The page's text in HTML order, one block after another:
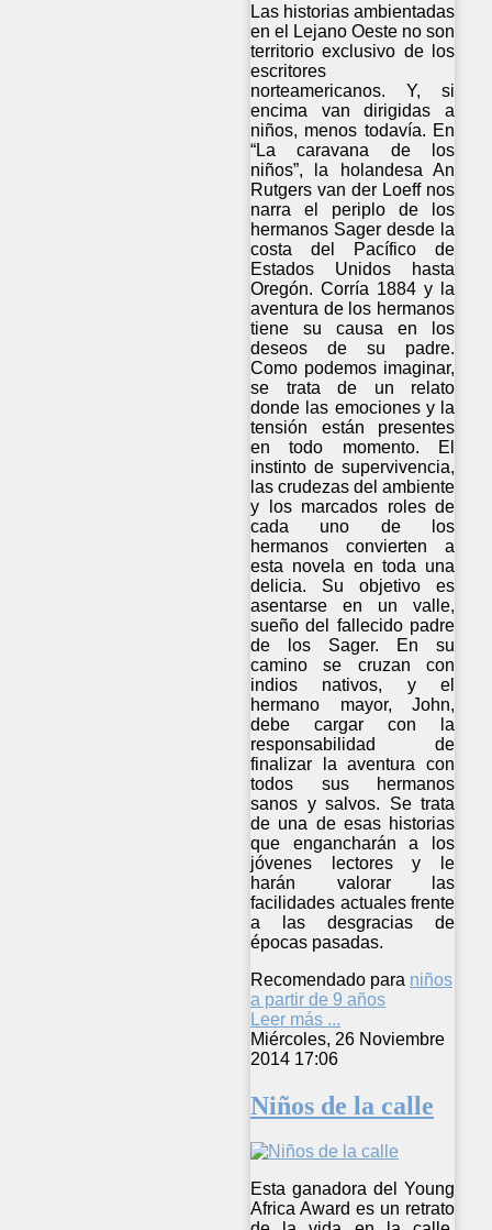
Las historias ambientadas
en el Lejano Oeste no son
territorio exclusivo de los
escritores
norteamericanos. Y, si
encima van dirigidas a
niños, menos todavía. En
“La caravana de los
niños”, la holandesa An
Rutgers van der Loeff nos
narra el periplo de los
hermanos Sager desde la
costa del Pacífico de
Estados Unidos hasta
Oregón. Corría 1884 y la
aventura de los hermanos
tiene su causa en los
deseos de su padre.
Como podemos imaginar,
se trata de un relato
donde las emociones y la
tensión están presentes
en todo momento. El
instinto de supervivencia,
las crudezas del ambiente
y los marcados roles de
cada uno de los
hermanos convierten a
esta novela en toda una
delicia. Su objetivo es
asentarse en un valle,
sueño del fallecido padre
de los Sager. En su
camino se cruzan con
indios nativos, y el
hermano mayor, John,
debe cargar con la
responsabilidad de
finalizar la aventura con
todos sus hermanos
sanos y salvos. Se trata
de una de esas historias
que engancharán a los
jóvenes lectores y le
harán valorar las
facilidades actuales frente
a las desgracias de
épocas pasadas.
Recomendado para niños
a partir de 9 años
Leer más ...
Miércoles, 26 Noviembre
2014 17:06
Niños de la calle
Esta ganadora del Young
Africa Award es un retrato